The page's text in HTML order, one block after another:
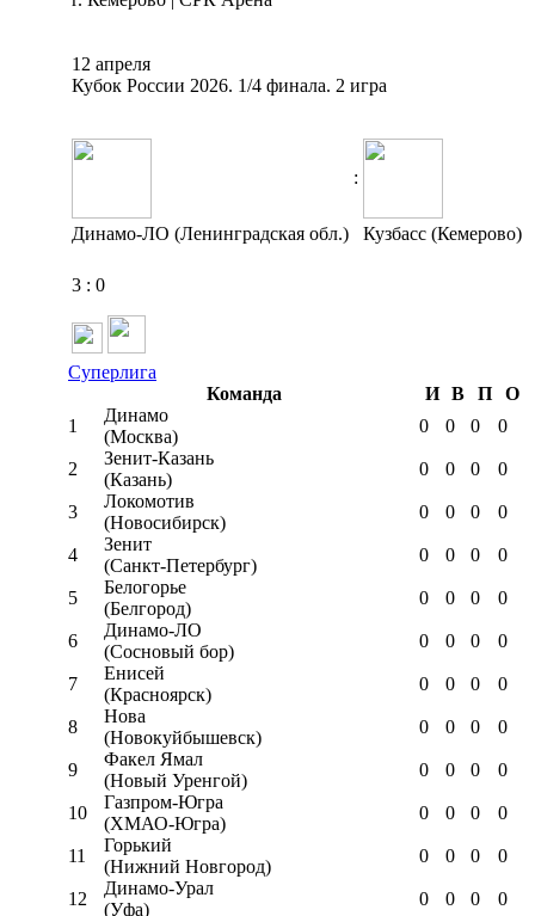
12 апреля
Кубок России 2026. 1/4 финала. 2 игра
:
Динамо-ЛО (Ленинградская обл.) Кузбасс (Кемерово)
3 : 0
Суперлига
Команда
И В П
О
1
Динамо
(Москва)
0 0 0 0
2
Зенит-Казань
(Казань)
0 0 0 0
3
Локомотив
(Новосибирск)
0 0 0 0
4
Зенит
(Санкт-Петербург)
0 0 0 0
5
Белогорье
(Белгород)
0 0 0 0
6
Динамо-ЛО
(Сосновый бор)
0 0 0 0
7
Енисей
(Красноярск)
0 0 0 0
8
Нова
(Новокуйбышевск)
0 0 0 0
9
Факел Ямал
(Новый Уренгой)
0 0 0 0
10
Газпром-Югра
(ХМАО-Югра)
0 0 0 0
11
Горький
(Нижний Новгород)
0 0 0 0
12
Динамо-Урал
(Уфа)
0 0 0 0